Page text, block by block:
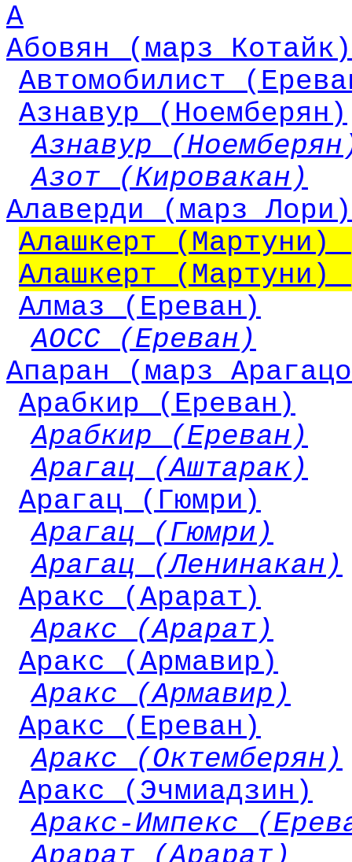
А
Абовян (марз Котайк)
Автомобилист
Азнавур (Ноемберян)
Азнавур
Азот (Кировакан)
Алаверди (марз Лори)
Алашкерт (Мартуни)
Алашкерт (Мартуни)
Алмаз (Ереван)
АОСС (Ереван)
Апаран (марз
Арабкир (Ереван)
Арабкир (Ереван)
Арагац (Аштарак)
Арагац (Гюмри)
Арагац (Гюмри)
Арагац (Ленинакан)
Аракс (Арарат)
Аракс (Арарат)
Аракс (Армавир)
Аракс (Армавир)
Аракс (Ереван)
Аракс (Октемберян)
Аракс (Эчмиадзин)
Аракс-Импекс